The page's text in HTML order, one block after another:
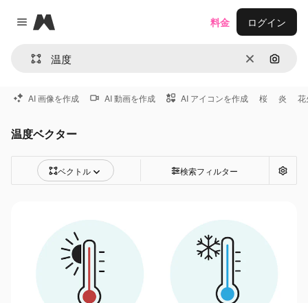
Close menu
Magnific
消去 画像で
料金 ログイン
AI 画像を作成 AI 動画を作成 AI アイコンを作成 桜 炎 花
温度ベクター
ベクトル 検索フィルター